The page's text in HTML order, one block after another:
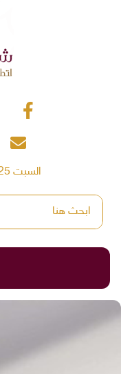
السبت 25 صفر 1448 / 8-8-2026